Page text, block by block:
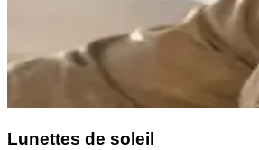
Lunettes de soleil